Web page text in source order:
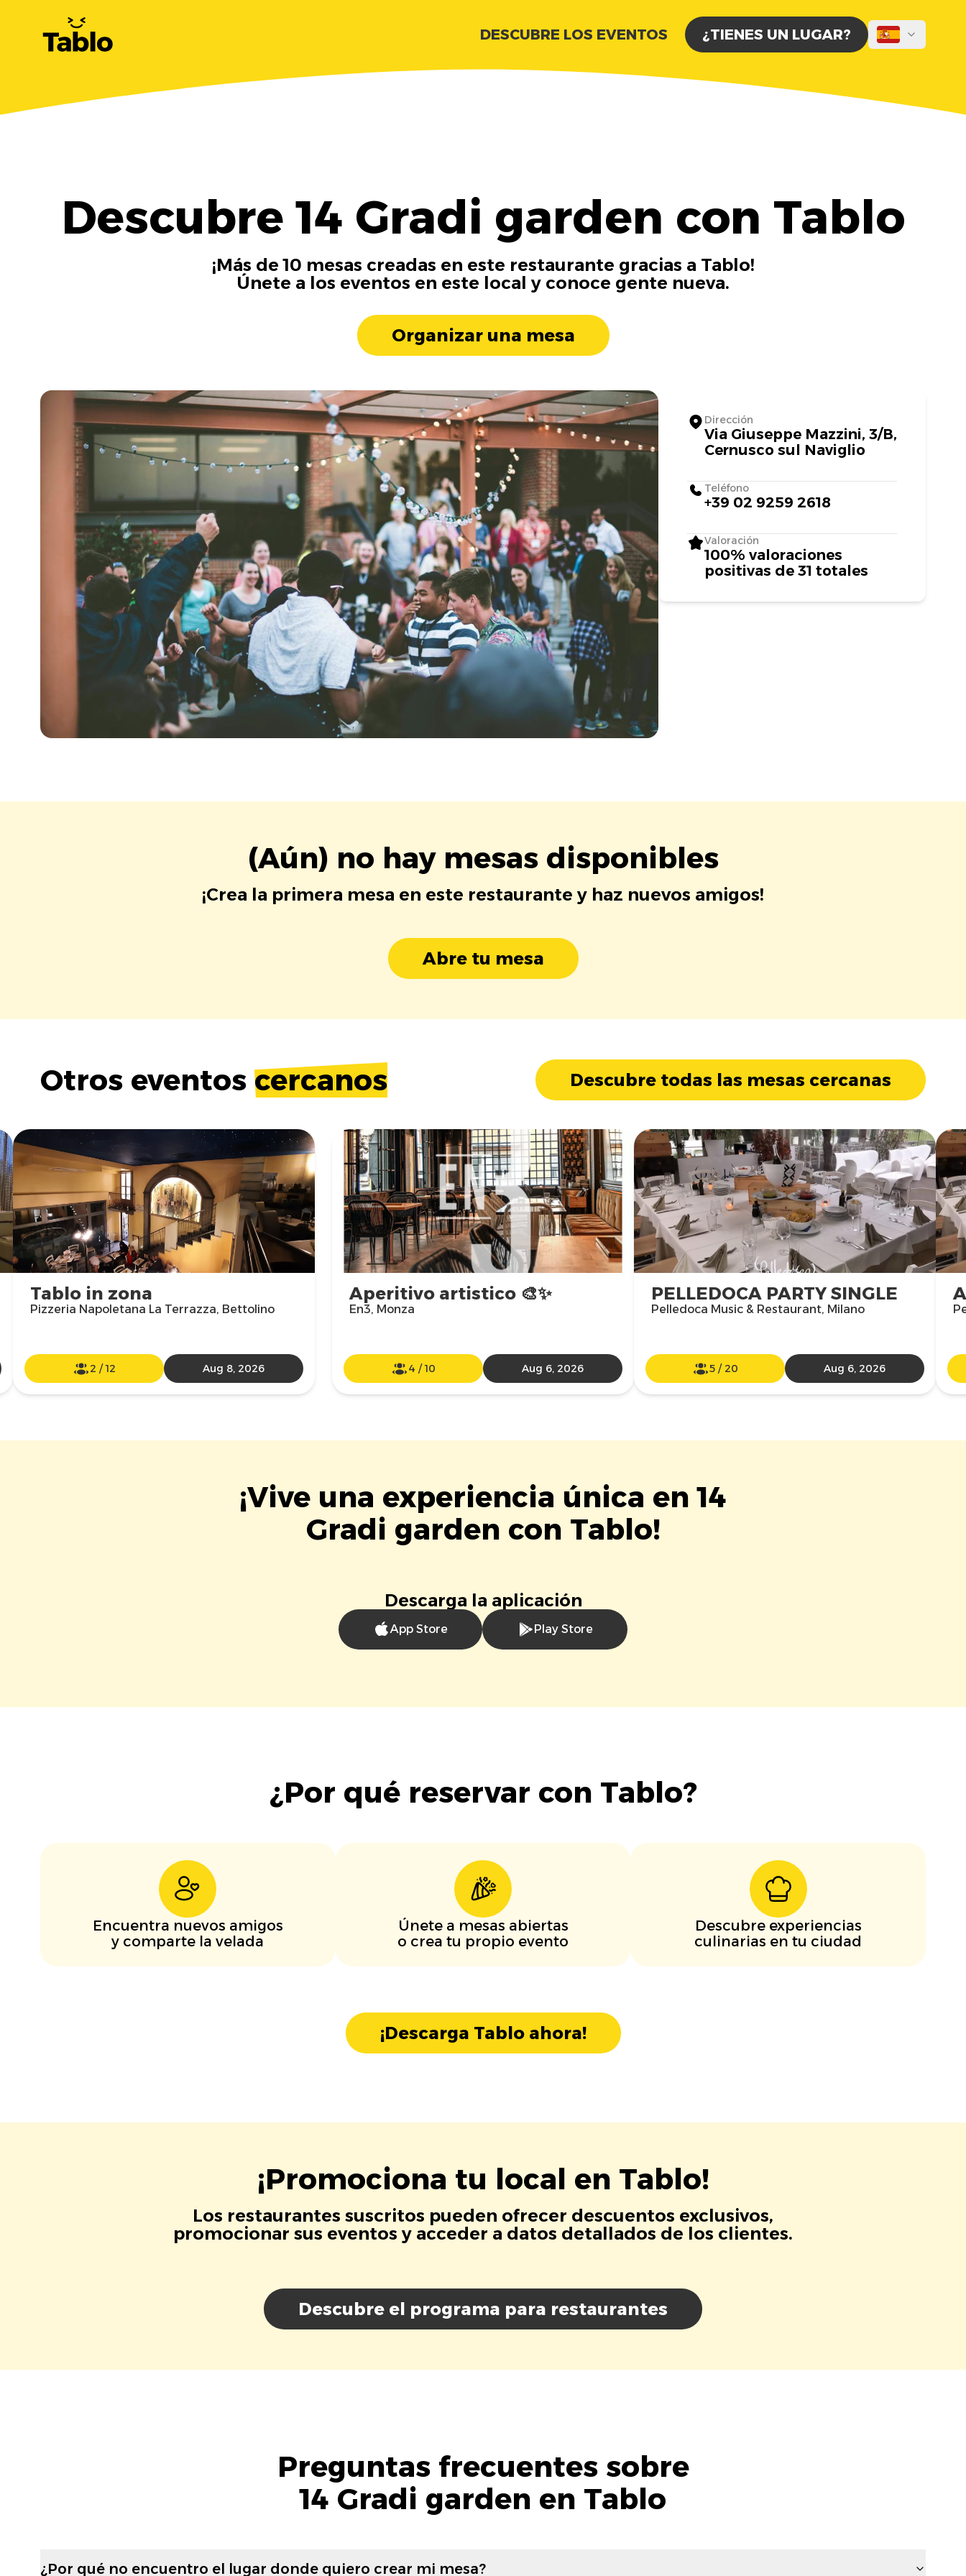
DESCUBRE LOS EVENTOS ¿TIENES UN LUGAR?
Descubre 14 Gradi garden con Tablo
¡Más de 10 mesas creadas en este restaurante gracias a Tablo!
Únete a los eventos en este local y conoce gente nueva.
Organizar una mesa
Dirección
Via Giuseppe Mazzini, 3/B,
Cernusco sul Naviglio
Teléfono
+39 02 9259 2618
Valoración
100% valoraciones
positivas de 31 totales
(Aún) no hay mesas disponibles
¡Crea la primera mesa en este restaurante y haz nuevos amigos!
Abre tu mesa
Otros eventos cercanos Descubre todas las mesas cercanas
Aperitivo artistico 🎨✨
En3, Monza
4 /10 Aug 6, 2026
PELLEDOCA PARTY SINGLE
Pelledoca Music & Restaurant, Milano
5 / 20 Aug 6, 2026
Tablo in zona
Pizzeria Napoletana La Terrazza, Bettolino
2 /12 Aug 8, 2026
¡Vive una experiencia única en 14
Gradi garden con Tablo!
Descarga la aplicación
App Store Play Store
¿Por qué reservar con Tablo?
Encuentra nuevos amigos
y comparte la velada
Únete a mesas abiertas
o crea tu propio evento
Descubre experiencias
culinarias en tu ciudad
¡Descarga Tablo ahora!
¡Promociona tu local en Tablo!
Los restaurantes suscritos pueden ofrecer descuentos exclusivos,
promocionar sus eventos y acceder a datos detallados de los clientes.
Descubre el programa para restaurantes
Preguntas frecuentes sobre
14 Gradi garden en Tablo
¿Por qué no encuentro el lugar donde quiero crear mi mesa?